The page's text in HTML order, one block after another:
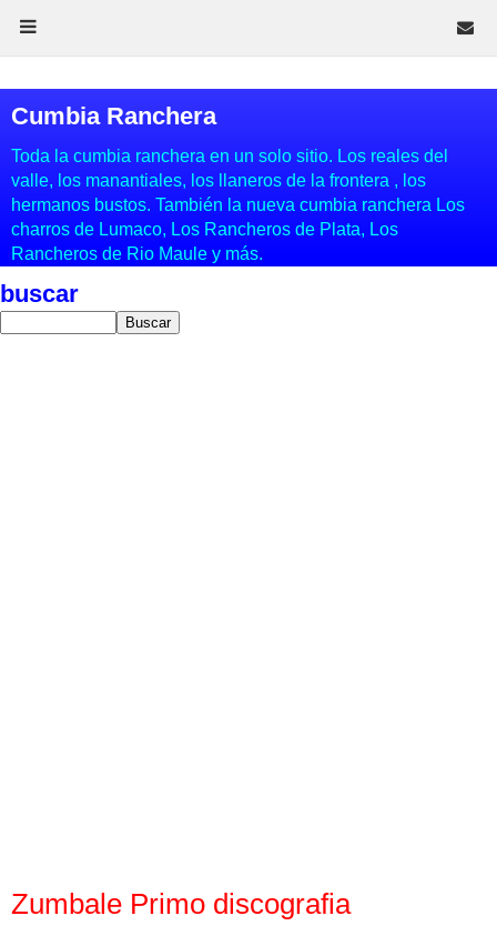
Cumbia Ranchera
Toda la cumbia ranchera en un solo sitio. Los reales del
valle, los manantiales, los llaneros de la frontera , los
hermanos bustos. También la nueva cumbia ranchera Los
charros de Lumaco, Los Rancheros de Plata, Los
Rancheros de Rio Maule y más.
buscar
Zumbale Primo discografia